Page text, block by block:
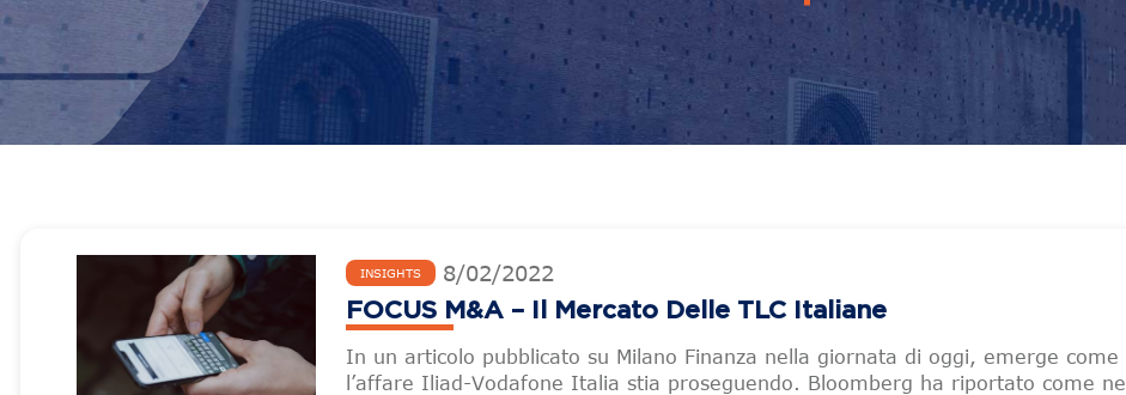
INSIGHTS 8/02/2022
FOCUS M&A – Il Mercato Delle TLC Italiane
In un articolo pubblicato su Milano Finanza nella giornata di oggi, emerge come
l’affare Iliad-Vodafone Italia stia proseguendo. Bloomberg ha riportato come nel